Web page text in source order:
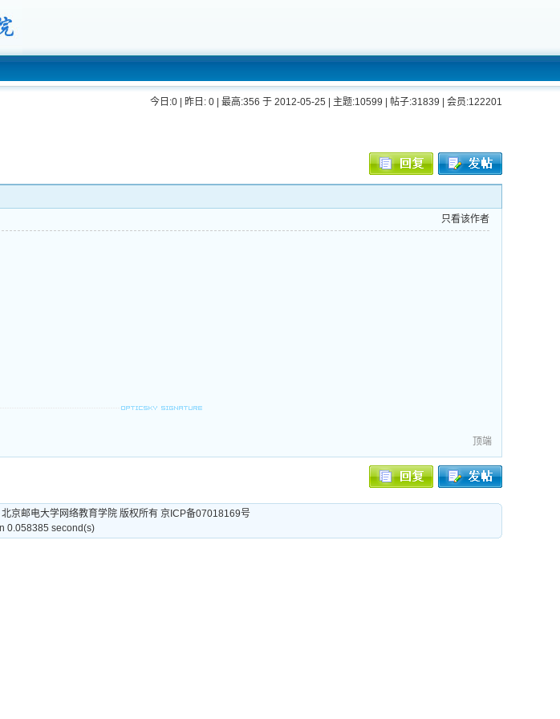
今日:0 | 昨日: 0 | 最高:356 于 2012-05-25 | 主题:10599 | 帖子:31839 | 会员:122201
只看该作者
顶端
京邮电大学网络教育学院 版权所有 京ICP备07018169号
0.058385 second(s)